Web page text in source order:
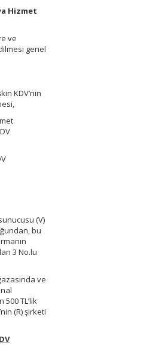
Hizmet
ve
genel
KDV’nin
(V)
bu
3 No.lu
ve
TL’lik
(R) şirketi